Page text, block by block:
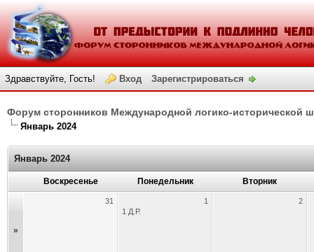
Здравствуйте, Гость! Вход Зарегистрироваться
Форум сторонников Международной логико-исторической
Янваpь 2024
Янваpь 2024
Воскресенье Понедельник Вторник
»
31
1
1 Д.Р.
2